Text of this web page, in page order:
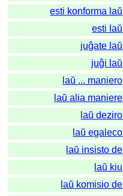
esti konforma laŭ
esti laŭ
juĝate laŭ
juĝi laŭ
laŭ ... maniero
laŭ alia maniere
laŭ deziro
laŭ egaleco
laŭ insisto de
laŭ kiu
laŭ komisio de